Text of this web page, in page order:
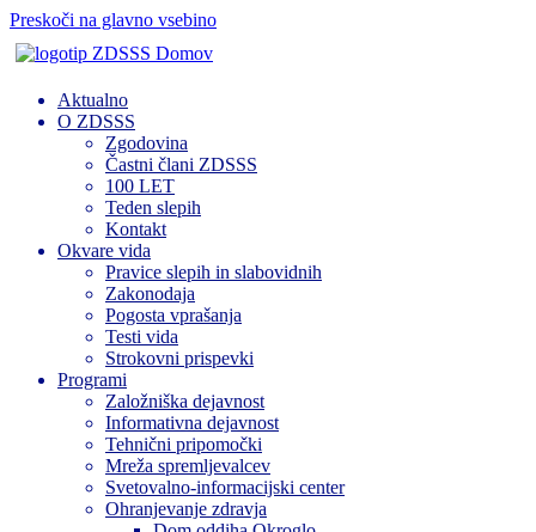
Preskoči na glavno vsebino
Domov
Aktualno
O ZDSSS
Zgodovina
Častni člani ZDSSS
100 LET
Teden slepih
Kontakt
Okvare vida
Pravice slepih in slabovidnih
Zakonodaja
Pogosta vprašanja
Testi vida
Strokovni prispevki
Programi
Založniška dejavnost
Informativna dejavnost
Tehnični pripomočki
Mreža spremljevalcev
Svetovalno-informacijski center
Ohranjevanje zdravja